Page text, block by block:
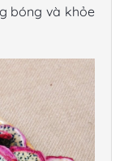
bóng và khỏe